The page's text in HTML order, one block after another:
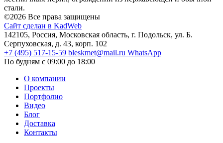
стали.
©2026 Все права защищены
Сайт сделан в KadWeb
142105, Россия, Московская область, г. Подольск, ул. Б.
Серпуховская, д. 43, корп. 102
+7 (495) 517-15-59 bleskmet@mail.ru WhatsApp
По будням с 09:00 до 18:00
О компании
Проекты
Портфолио
Видео
Блог
Доставка
Контакты